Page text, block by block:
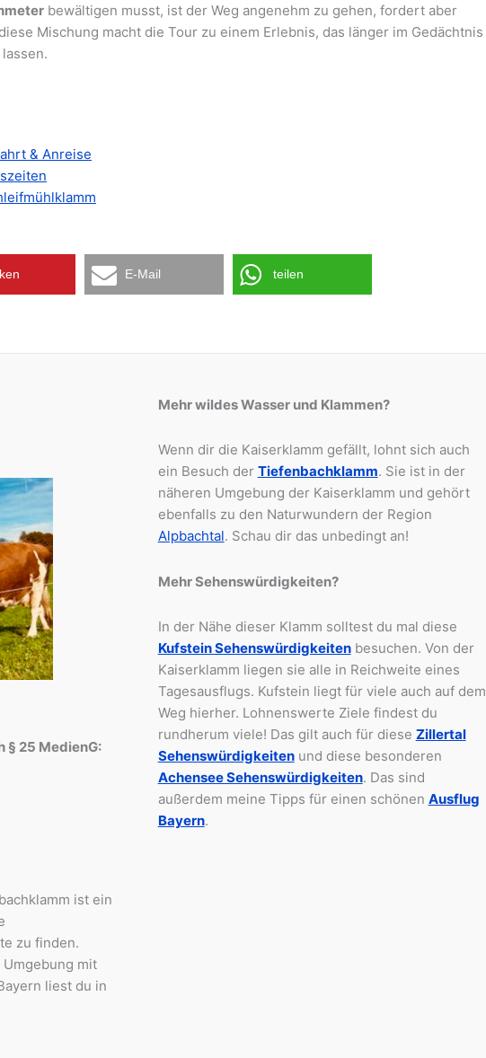
bewältigen musst, ist der Weg angenehm zu gehen, fordert aber
Mischung macht die Tour zu einem Erlebnis, das länger im Gedächtnis
& Anreise
E-Mail teilen
§ 25 MedienG:
ist ein
zu finden.
mit
liest du in
Mehr wildes Wasser und Klammen?
Wenn dir die Kaiserklamm gefällt, lohnt sich auch
ein Besuch der Tiefenbachklamm. Sie ist in der
näheren Umgebung der Kaiserklamm und gehört
ebenfalls zu den Naturwundern der Region
Alpbachtal. Schau dir das unbedingt an!
Mehr Sehenswürdigkeiten?
In der Nähe dieser Klamm solltest du mal diese
Kufstein Sehenswürdigkeitenbesuchen. Von der
Kaiserklamm liegen sie alle in Reichweite eines
Tagesausflugs. Kufstein liegt für viele auch auf dem
Weg hierher. Lohnenswerte Ziele findest du
rundherum viele! Das gilt auch für diese Zillertal
Sehenswürdigkeitenund diese besonderen
Achensee Sehenswürdigkeiten. Das sind
außerdem meine Tipps für einen schönen Ausflug
Bayern.